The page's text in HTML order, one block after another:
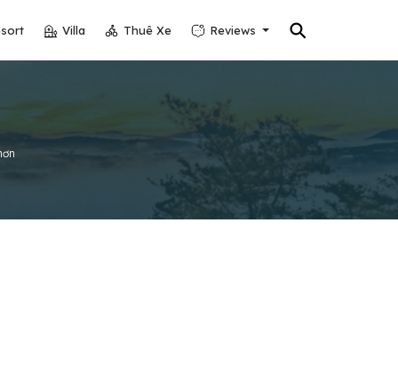
⚲
Villa Thuê Xe Reviews